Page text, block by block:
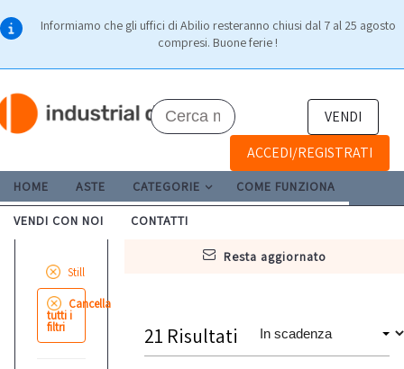
Informiamo che gli uffici di Abilio resteranno chiusi dal 7 al 25 agosto
compresi. Buone ferie !
VENDI
ACCEDI/REGISTRATI
HOME ASTE CATEGORIE COME FUNZIONA
VENDI CON NOI CONTATTI
resta aggiornato
Still
Cancella
tutti i
filtri 21 Risultati